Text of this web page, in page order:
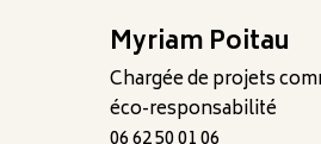
Myriam Poitau
Chargée de projets
éco-responsabilité